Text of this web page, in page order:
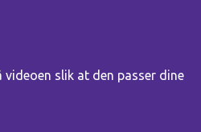
videoen slik at den passer dine